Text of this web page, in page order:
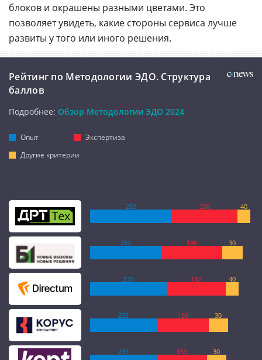
блоков и окрашены разными цветами. Это
позволяет увидеть, какие стороны сервиса лучше
развиты у того или иного решения.
Рейтинг по Методологии ЭДО. Структура
баллов
Подробнее: Обзор Методологии ЭДО 2024
Опыт
Экспертиза
Другие критерии
252 200 40
252 186 30
235 182 40
235 159 30
235 153 30